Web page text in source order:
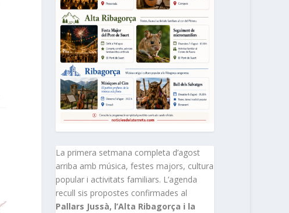
La primera setmana completa d’agost
arriba amb música, festes majors, cultura
popular i activitats familiars. L’agenda
recull sis propostes confirmades al
Pallars Jussà, l’Alta Ribagorça i la